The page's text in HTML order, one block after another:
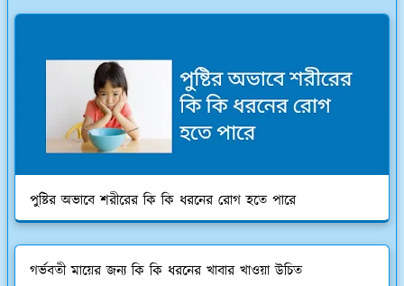
পুষ্টির অভাবে শরীরের কি কি ধরনের রোগ হতে পারে
গর্ভবতী মায়ের জন্য কি কি ধরনের খাবার খাওয়া উচিত